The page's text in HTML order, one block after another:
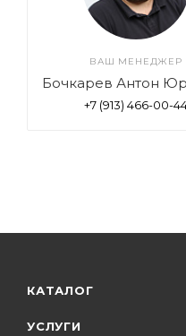
ВАШ МЕНЕДЖЕР
Бочкарев Антон
+7 (913) 466-00-
КАТАЛОГ
УСЛУГИ